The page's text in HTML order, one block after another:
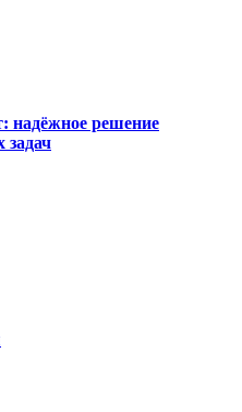
надёжное решение
задач